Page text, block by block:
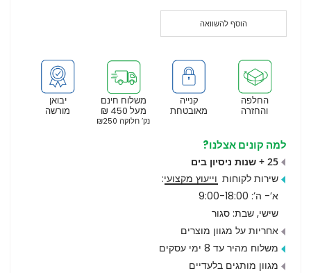
הוסף להשוואה
יבואן
מורשה
משלוח חינם
מעל 450 ₪
נק’ חלוקה ₪250
קנייה
מאובטחת
החלפה
והחזרה
למה קונים אצלנו?
25 + שנות ניסיון בים
שירות לקוחות וייעוץ מקצועי:
א’- ה’: 9:00-18:00
שישי, שבת: סגור
אחריות על מגוון מוצרים
משלוח מהיר עד 8 ימי עסקים
מגוון מותגים בלעדיים